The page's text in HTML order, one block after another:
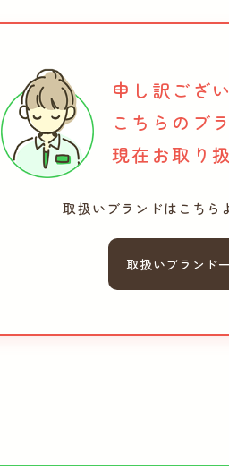
申し訳ござ
こちらのブ
現在お取り
取扱いブランドは こちら
取扱いブランド